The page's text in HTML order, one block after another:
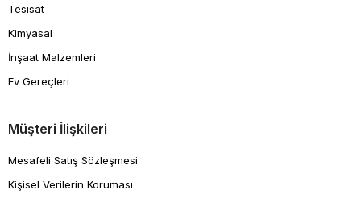
Tesisat
Kimyasal
İnşaat Malzemleri
Ev Gereçleri
Müşteri İlişkileri
Mesafeli Satış Sözleşmesi
Kişisel Verilerin Koruması